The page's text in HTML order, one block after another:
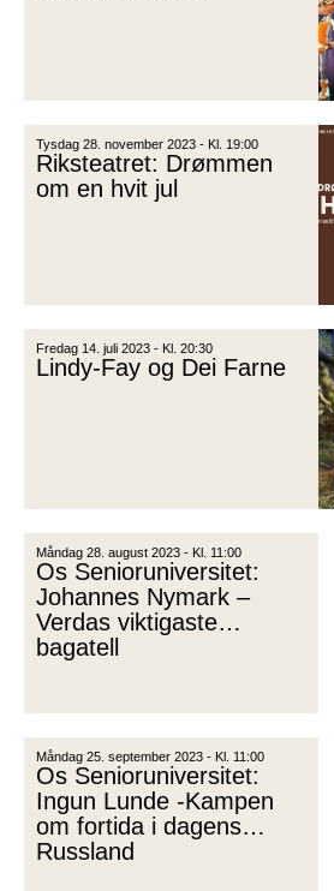
Tysdag 28. november 2023 - Kl. 19:00
Riksteatret: Drømmen
om en hvit jul
Fredag 14. juli 2023 - Kl. 20:30
Lindy-Fay og Dei Farne
Måndag 28. august 2023 - Kl. 11:00
Os Senioruniversitet:
Johannes Nymark –
Verdas viktigaste
bagatell
Måndag 25. september 2023 - Kl. 11:00
Os Senioruniversitet:
Ingun Lunde -Kampen
om fortida i dagens
Russland